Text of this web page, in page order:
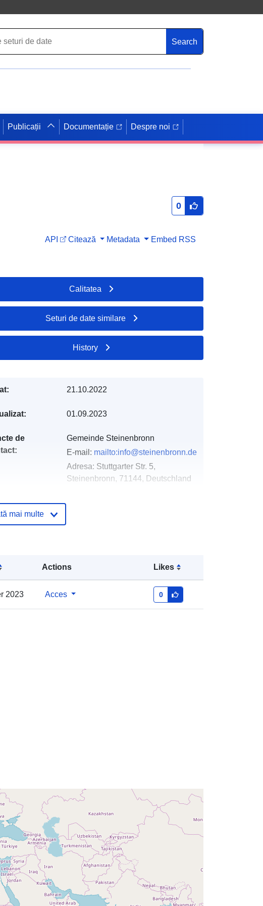
Search
Publicații Documentație Despre noi
0
API Citează Metadata Embed RSS
Actions Likes
2023 Acces 0
Calitatea
Seturi de date similare
History
21.10.2022
01.09.2023
de
Gemeinde Steinenbronn
E-mail: mailto:info@steinenbronn.de
Adresa: Stuttgarter Str. 5,
Steinenbronn, 71144, Deutschland
04 August 2026
Coordonate:
48.6718424 ], [ 9.1266157,
mai multe